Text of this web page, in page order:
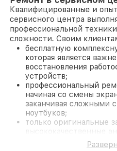
Квалифицированные и
сервисного центра
профессиональной
сложности. Своим
бесплатную
которая является
восстановления
устройств;
профессиональный
начиная со смены
заканчивая сложными
ноутбуков;
только оригинальные
согласования с